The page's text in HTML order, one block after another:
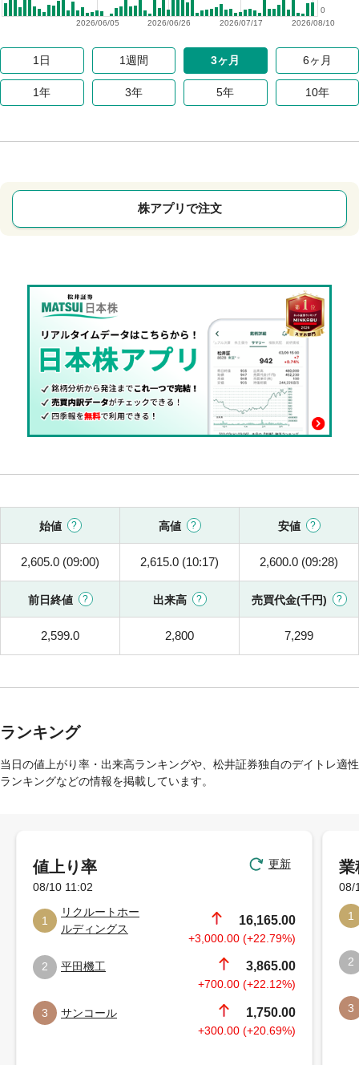
2026/08/10
2026/07/17
2026/06/26
2026/06/05
0
1日 1週間 3ヶ月 6ヶ月
1年 3年 5年 10年
株アプリで注文
始値 高値 安値
2,605.0 (09:00) 2,615.0 (10:17) 2,600.0 (09:28)
前日終値 出来高 売買代金(千円)
2,599.0 2,800 7,299
ランキング
当日の値上がり率・出来高ランキングや、松井証券独自のデイトレ適性
ランキングなどの情報を掲載しています。